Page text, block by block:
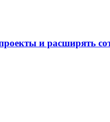
и расширять